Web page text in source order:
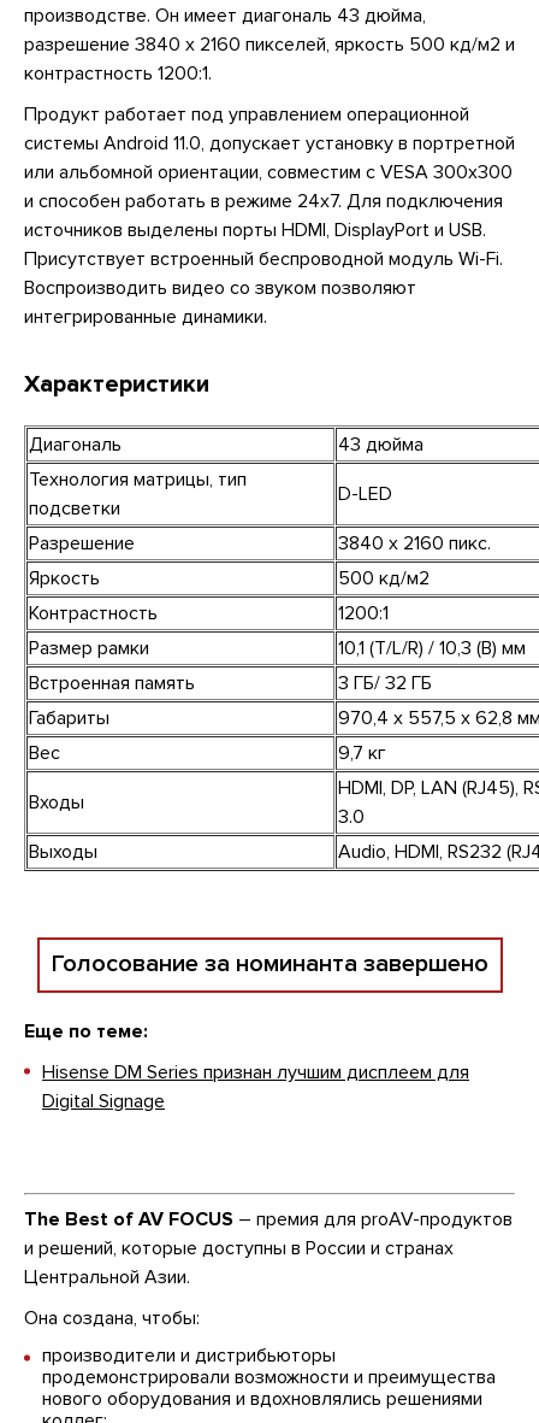
производстве. Он имеет диагональ 43 дюйма,
разрешение 3840 x 2160 пикселей, яркость 500 кд/м2 и
контрастность 1200:1.
Продукт работает под управлением операционной
системы Android 11.0, допускает установку в портретной
или альбомной ориентации, совместим с VESA 300x300
и способен работать в режиме 24х7. Для подключения
источников выделены порты HDMI, DisplayPort и USB.
Присутствует встроенный беспроводной модуль Wi-Fi.
Воспроизводить видео со звуком позволяют
интегрированные динамики.
Характеристики
Диагональ
43 дюйма
Технология матрицы, тип
подсветки
D-LED
Разрешение
3840 x 2160 пикс.
Яркость
500 кд/м2
Контрастность
1200:1
Размер рамки
10,1 (T/L/R) / 10,3 (B) мм
Встроенная память
3 ГБ/ 32 ГБ
Габариты
970,4 х 557,5 х 62,8
Вес
9,7 кг
Входы
HDMI, DP, LAN (RJ45),
3.0
Выходы
Audio, HDMI, RS232
Голосование за номинанта завершено
Еще по теме:
Hisense DM Series признан лучшим дисплеем для
Digital Signage
The Best of AV FOCUS – премия для proAV-продуктов
и решений, которые доступны в России и странах
Центральной Азии.
Она создана, чтобы:
производители и дистрибьюторы
продемонстрировали возможности и преимущества
нового оборудования и вдохновлялись решениями